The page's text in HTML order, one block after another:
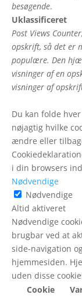
besøgende.
Uklassificeret
Post Views
opskrift, så det er
populære. Den
visninger af en
visninger af
Du kan folde
nøjagtig hvilke
ændre eller
i din browsers
Nødvendige
Nødvendige
Altid aktiveret
Nødvendige
brugbar ved at
side-navigation
hjemmesiden.
uden disse
Cookie